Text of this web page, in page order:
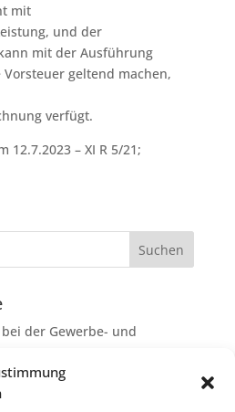
mit
und der
mit der Ausführung
geltend machen,
verfügt.
12.7.2023 – XI R 5/21;
der Gewerbe- und
bei Streit über
als